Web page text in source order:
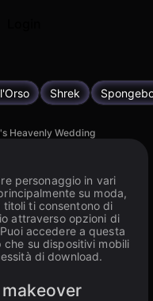
Shrek
Heavenly Wedding
personaggio in vari
su moda,
titoli ti consentono di
attraverso opzioni di
accedere a questa
su dispositivi mobili
di download.